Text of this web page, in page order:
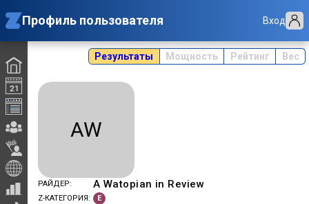
Профиль пользователя Вход
Результаты Мощность Рейтинг Вес
AW
РАЙДЕР A Watopian in Review
Z-КАТЕГОРИЯ
E